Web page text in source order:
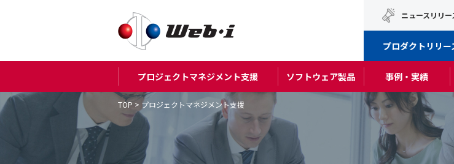
プロジェクトマネジメント支援 ソフトウェア製品 事例・実績
ニュースリリー
プロダクトリリー
TOP > プロジェクトマネジメント支援